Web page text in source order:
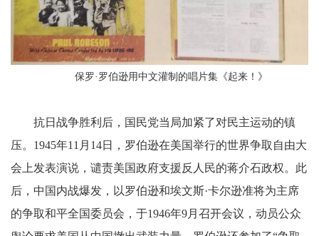
保罗·罗伯逊用中文灌制的唱片集《起来！》
抗日战争胜利后，国民党当局加紧了对民主运动的镇
压。1945年11月14日，罗伯逊在美国举行的世界争取自由大
会上发表演说，谴责美国政府支援反人民的蒋介石政权。此
后，中国内战爆发，以罗伯逊和埃文斯·卡尔逊准将为主席
的争取和平全国委员会，于1946年9月召开会议，动员公众